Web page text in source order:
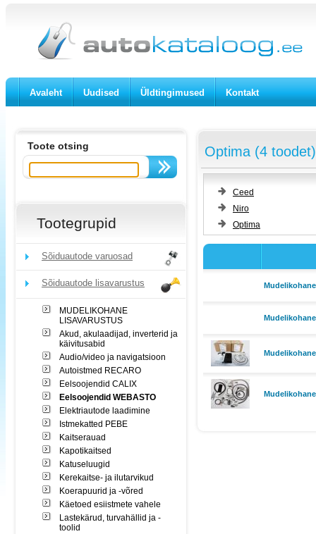
Avaleht Uudised Üldtingimused Kontakt
Toote otsing
Tootegrupid
Sõiduautode varuosad
Sõiduautode lisavarustus
MUDELIKOHANE
LISAVARUSTUS
Akud, akulaadijad, inverterid ja
käivitusabid
Audio/video ja navigatsioon
Autoistmed RECARO
Eelsoojendid CALIX
Eelsoojendid WEBASTO
Elektriautode laadimine
Istmekatted PEBE
Kaitserauad
Kapotikaitsed
Katuseluugid
Kerekaitse- ja ilutarvikud
Koerapuurid ja -võred
Käetoed esiistmete vahele
Lastekärud, turvahällid ja -
toolid
Optima (4 toodet)
Ceed
Niro
Optima